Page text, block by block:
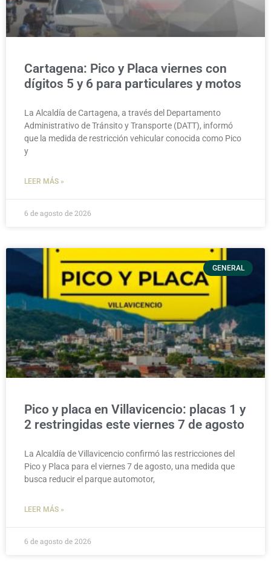
Cartagena: Pico y Placa viernes con
dígitos 5 y 6 para particulares y motos
La Alcaldía de Cartagena, a través del Departamento
Administrativo de Tránsito y Transporte (DATT), informó
que la medida de restricción vehicular conocida como Pico
y
LEER MÁS »
6 de agosto de 2026
GENERAL
Pico y placa en Villavicencio: placas 1 y
2 restringidas este viernes 7 de agosto
La Alcaldía de Villavicencio confirmó las restricciones del
Pico y Placa para el viernes 7 de agosto, una medida que
busca reducir el parque automotor,
LEER MÁS »
6 de agosto de 2026